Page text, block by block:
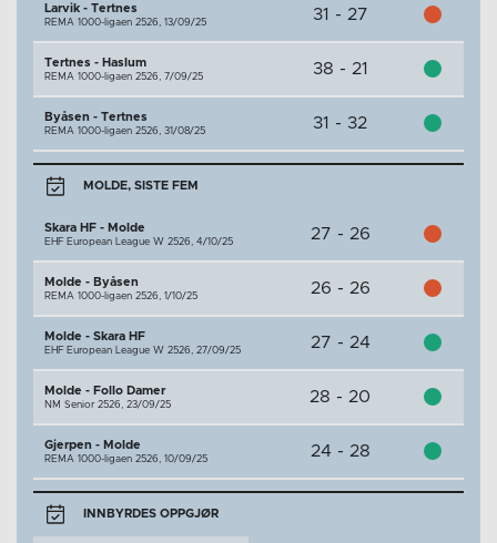
Larvik - Tertnes
REMA 1000-ligaen 2526, 13/09/25 31 - 27
Tertnes - Haslum
REMA 1000-ligaen 2526, 7/09/25 38 - 21
Byåsen - Tertnes
REMA 1000-ligaen 2526, 31/08/25 31 - 32
MOLDE, SISTE FEM
Skara HF - Molde
EHF European League W 2526, 4/10/25 27 - 26
Molde - Byåsen
REMA 1000-ligaen 2526, 1/10/25 26 - 26
Molde - Skara HF
EHF European League W 2526, 27/09/25 27 - 24
Molde - Follo Damer
NM Senior 2526, 23/09/25 28 - 20
Gjerpen - Molde
REMA 1000-ligaen 2526, 10/09/25 24 - 28
INNBYRDES OPPGJØR